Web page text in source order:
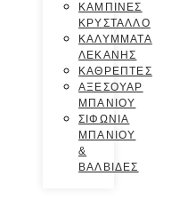
ΚΑΜΠΙΝΕΣ
ΚΡΥΣΤΑΛΛΟ
ΚΑΛΥΜΜΑΤΑ
ΛΕΚΑΝΗΣ
ΚΑΘΡΕΠΤΕΣ
ΑΞΕΣΟΥΑΡ
ΜΠΑΝΙΟΥ
ΣΙΦΩΝΙΑ
ΜΠΑΝΙΟΥ
&
ΒΑΛΒΙΔΕΣ